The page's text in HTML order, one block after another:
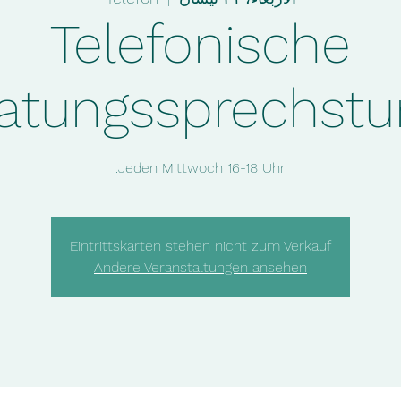
Telefonische
Jeden Mittwoch 16-18 Uhr.
Eintrittskarten stehen nicht zum Verkauf
Andere Veranstaltungen ansehen